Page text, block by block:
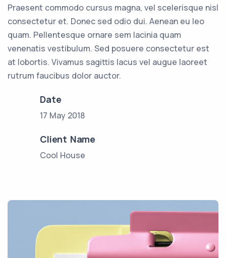
Praesent commodo cursus magna, vel scelerisque nisl
consectetur et. Donec sed odio dui. Aenean eu leo
quam. Pellentesque ornare sem lacinia quam
venenatis vestibulum. Sed posuere consectetur est
at lobortis. Vivamus sagittis lacus vel augue laoreet
rutrum faucibus dolor auctor.
Date
17 May 2018
Client Name
Cool House